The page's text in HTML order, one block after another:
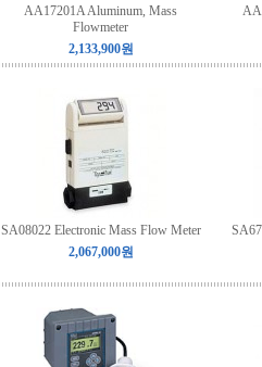
AA17201A Aluminum, Mass
Flowmeter
2,133,900원
SA08022 Electronic Mass Flow Meter
2,067,000원